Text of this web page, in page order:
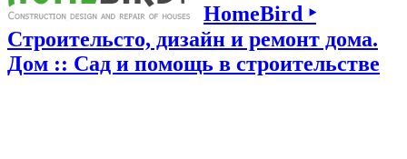
HomeBird ‣
Строительсто, дизайн и ремонт дома.
Дом :: Сад и помощь в строительстве